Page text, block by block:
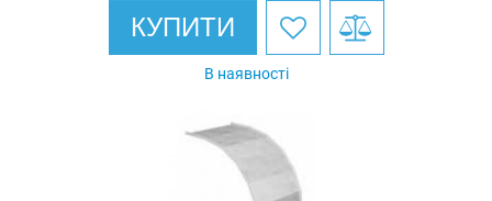
КУПИТИ
В наявності